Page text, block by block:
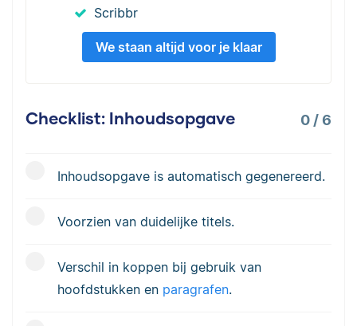
Scribbr
We staan altijd voor je klaar
Checklist: Inhoudsopgave 0 / 6
Inhoudsopgave is automatisch gegenereerd.
Voorzien van duidelijke titels.
Verschil in koppen bij gebruik van
hoofdstukken en paragrafen.